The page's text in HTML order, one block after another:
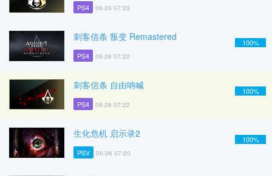
PS4 06-26 07:23
刺客信条 叛变 Remastered
PS4 06-26 07:22
100%
刺客信条 自由呐喊
PS4 06-26 07:22
100%
生化危机 启示录2
PSV 06-26 07:20
100%